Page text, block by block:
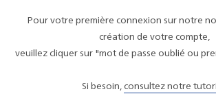
Pour votre première connexion sur notre
création de votre compte,
veuillez cliquer sur "mot de passe oublié ou
Si besoin, consultez notre